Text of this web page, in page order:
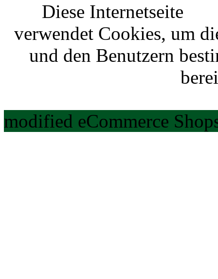
Diese Internetseite
verwendet Cookies, um
und den Benutzern
modified eCommerce